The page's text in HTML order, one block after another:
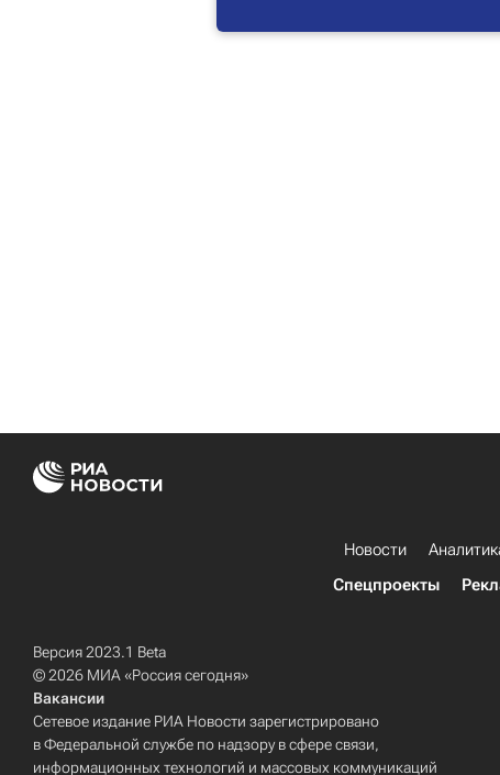
Новости
Спецпроекты
Версия 2023.1 Beta
© 2026 МИА «Россия сегодня»
Вакансии
Сетевое издание РИА Новости зарегистрировано
в Федеральной службе по надзору в сфере связи,
информационных технологий и массовых коммуникаций